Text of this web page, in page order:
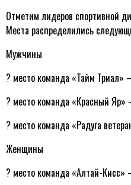
Отметим лидеров спортивной
Места распределились
Мужчины
? место команда «Тайм Триал»
? место команда «Красный Яр»
? место команда «Радуга
Женщины
? место команда «Алтай-Кисс»